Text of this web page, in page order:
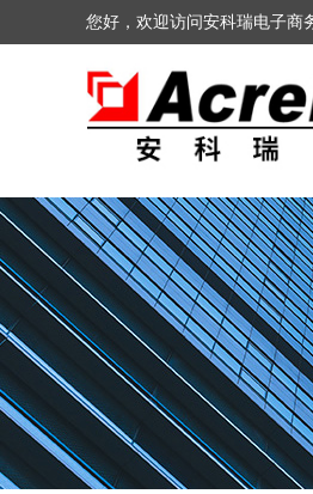
您好，欢迎访问安科瑞电子商